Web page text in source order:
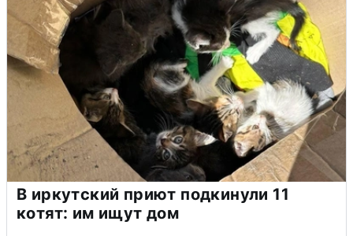
В иркутский приют подкинули 11
котят: им ищут дом